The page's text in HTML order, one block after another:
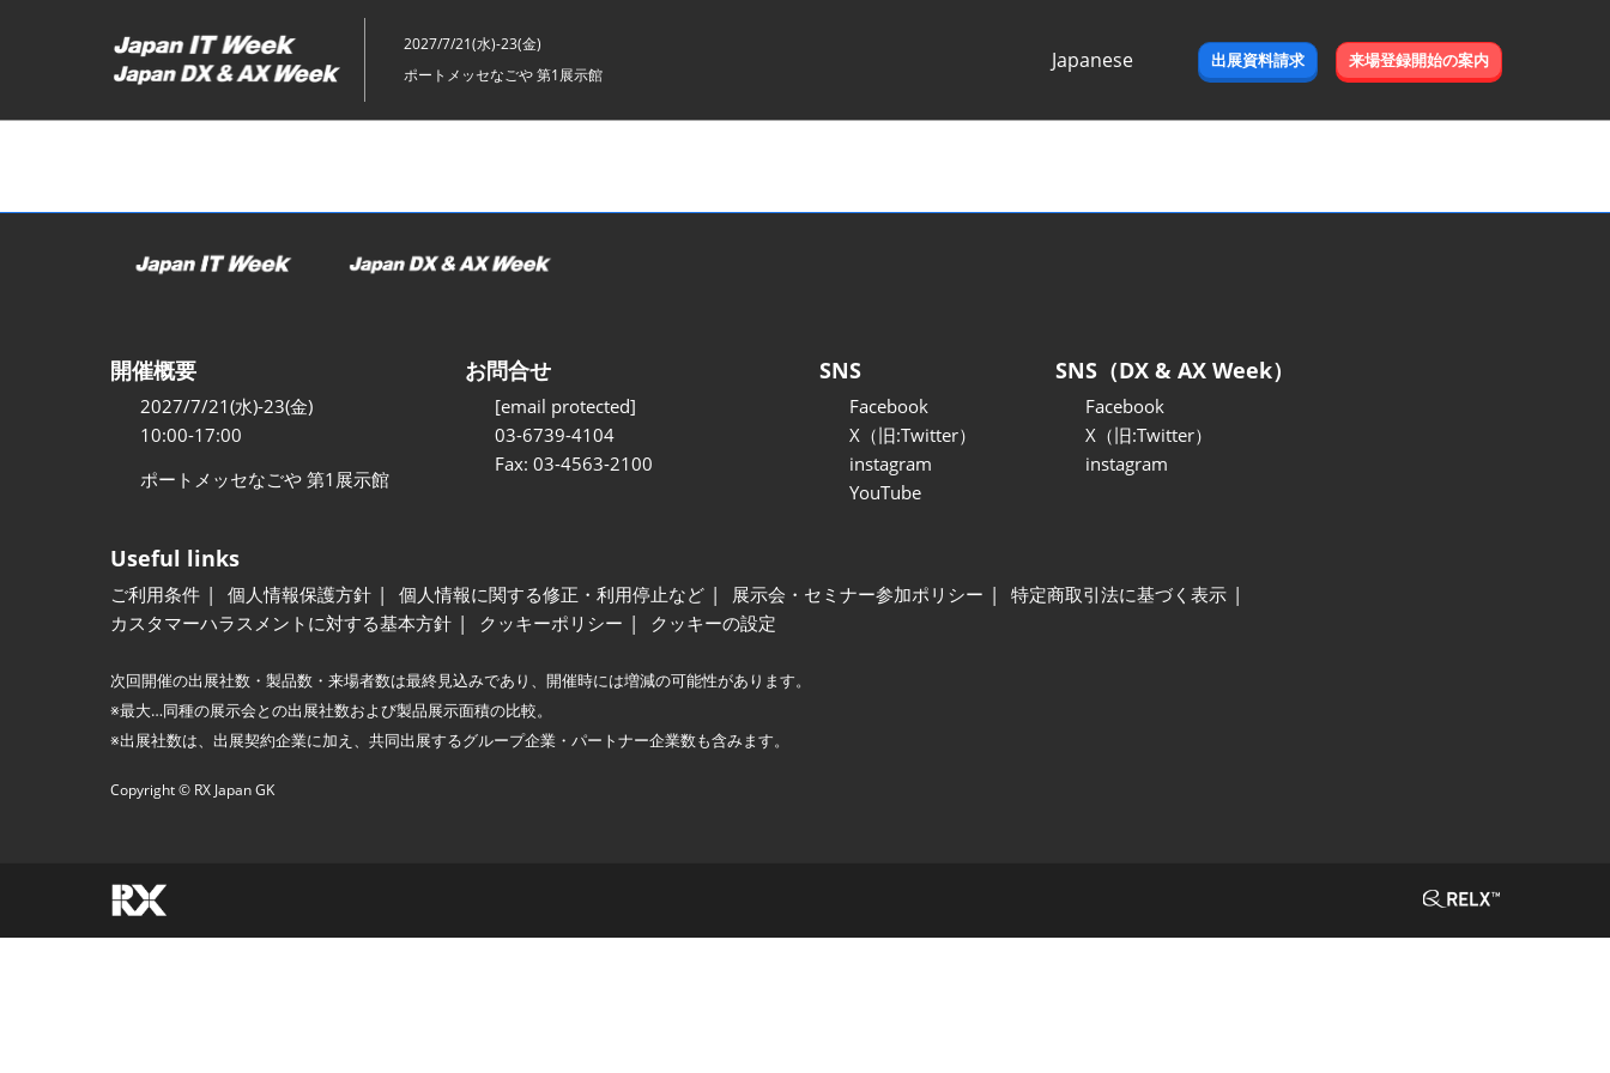
キ
ッ
2027/7/21(水)-23(金)
ポートメッセなごや 第1展示館
Japanese
出展資料請求 来場登録開始の案内
開催概要
2027/7/21(水)-23(金)
10:00-17:00
ポートメッセなごや 第1展示館
お問合せ
[email protected]
03-6739-4104
Fax: 03-4563-2100
SNS
Facebook
X（旧:Twitter）
instagram
YouTube
SNS（DX & AX Week）
Facebook
X（旧:Twitter）
instagram
Useful links
ご利用条件 個人情報保護方針 個人情報に関する修正・利用停止など 展示会・セミナー参加ポリシー
特定商取引法に基づく表示
カスタマーハラスメントに対する基本方針
クッキーポリシー クッキーの設定
次回開催の出展社数・製品数・来場者数は最終見込みであり、開催時には増減の可能性があります。
※最大…同種の展示会との出展社数および製品展示面積の比較。
※出展社数は、出展契約企業に加え、共同出展するグループ企業・パートナー企業数も含みます。
Copyright © RX Japan GK